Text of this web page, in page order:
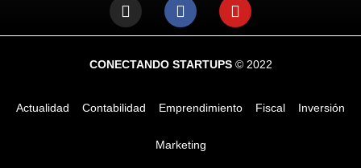
CONECTANDO STARTUPS© 2022
Actualidad Contabilidad Emprendimiento Fiscal Inversión
Marketing